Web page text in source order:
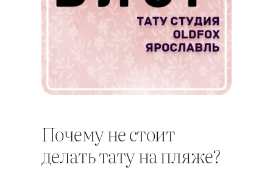
Почему не стоит
делать тату на пляже?